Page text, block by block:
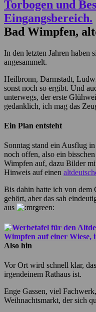
Bad Wimpfen,
In den letzten Jahren haben
angesammelt.
Heilbronn, Darmstadt,
sonst noch so ergibt. Und
unterwegs, der erste
gedanklich, ich mag das
Ein Plan entsteht
Sonntag stand ein Ausflug
noch offen, also ein
Wimpfen auf, dazu Bilder
Hinweis auf einen
Bis dahin hatte ich von dem
gehört, aber das sah
aus
Also hin
Vor Ort wird schnell klar,
irgendeinem Rathaus ist.
Enge Gassen, viel
Weihnachtsmarkt, der sich